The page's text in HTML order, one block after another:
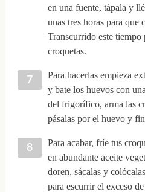
en una fuente, tápala y
unas tres horas para que
Transcurrido este tiempo
croquetas.
Para hacerlas empieza
y bate los huevos con
del frigorífico, arma las
pásalas por el huevo y
Para acabar, fríe tus
en abundante aceite
doren, sácalas y
para escurrir el exceso